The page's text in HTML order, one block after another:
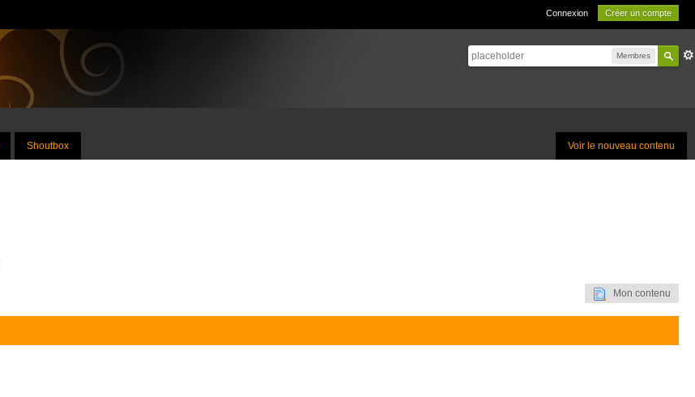
Connexion Créer un compte
Membres
Voir le nouveau contenu
Shoutbox
Mon contenu